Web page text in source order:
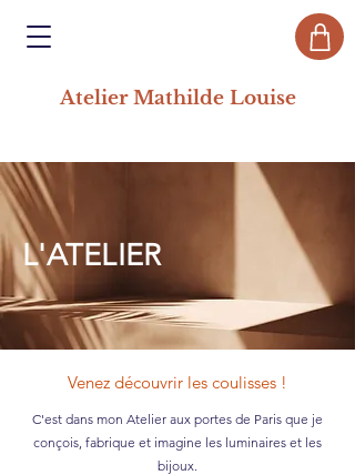
Atelier Mathilde Louise
L'ATELIER
Venez découvrir les coulisses !
C'est dans mon Atelier aux portes de Paris que je
conçois, fabrique et imagine les luminaires et les
bijoux.